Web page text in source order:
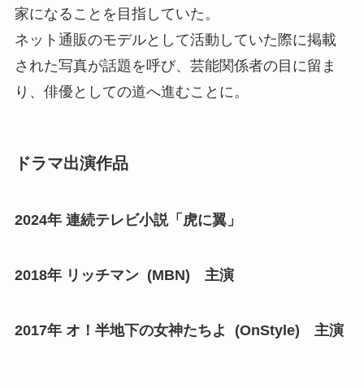
家になることを目指していた。
ネット通販のモデルとして活動していた際に掲載
された写真が話題を呼び、芸能関係者の目に留ま
り、俳優としての道へ進むことに。
ドラマ出演作品
2024年 連続テレビ小説「虎に翼」
2018年 リッチマン (MBN) 主演
2017年 オ！半地下の女神たちよ (OnStyle) 主演